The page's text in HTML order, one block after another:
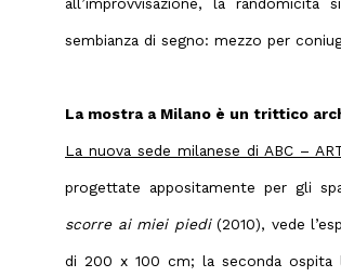
sembianza di segno: mezzo per
La mostra a Milano è un trittico
La nuova sede milanese di ABC –
progettate appositamente per gli
scorre ai miei piedi(2010), vede
di 200 x 100 cm; la seconda ospita